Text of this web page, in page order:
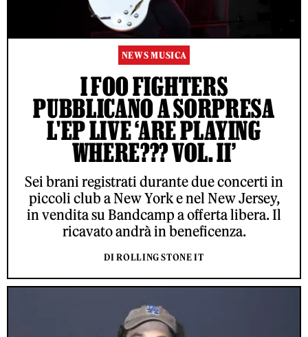
NEWS MUSICA
I FOO FIGHTERS
PUBBLICANO A SORPRESA
L'EP LIVE ‘ARE PLAYING
WHERE??? VOL. II’
Sei brani registrati durante due concerti in
piccoli club a New York e nel New Jersey,
in vendita su Bandcamp a offerta libera. Il
ricavato andrà in beneficenza.
DI ROLLING STONE IT